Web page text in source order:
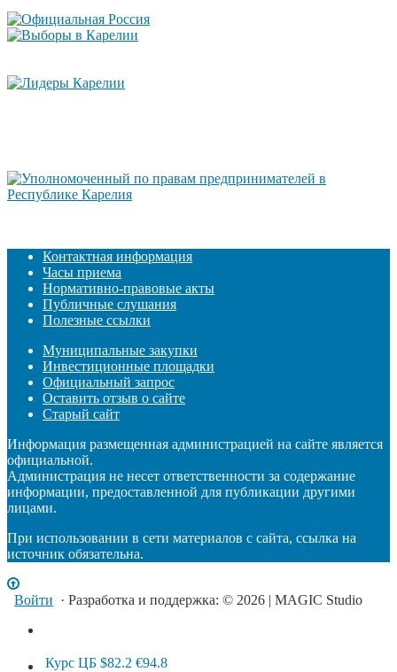
Контактная информация
Часы приема
Нормативно-правовые акты
Публичные слушания
Полезные ссылки
Муниципальные закупки
Инвестиционные площадки
Официальный запрос
Оставить отзыв о сайте
Старый сайт
Информация размещенная администрацией на сайте является
официальной.
Администрация не несет ответственности за содержание
информации, предоставленной для публикации другими
лицами.
При использовании в сети материалов с сайта, ссылка на
источник обязательна.
Войти · Разработка и поддержка: © 2026 | MAGIC Studio
Курс ЦБ $82.2 €94.8